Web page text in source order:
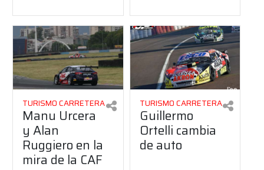
TURISMO CARRETERA
Manu Urcera
y Alan
Ruggiero en la
mira de la CAF
TURISMO CARRETERA
Guillermo
Ortelli cambia
de auto